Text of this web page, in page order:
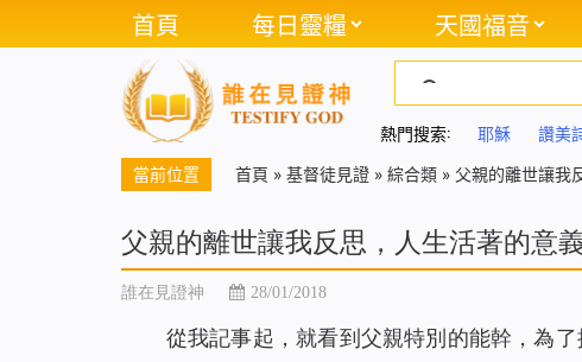
首頁 每日靈糧 天國福音
熱門搜索: 耶穌 讚美
當前位置 首頁 » 基督徒見證 » 綜合類 » 父親的離世讓我
父親的離世讓我反思，人生活著的意
誰在見證神 28/01/2018
從我記事起，就看到父親特別的能幹，為